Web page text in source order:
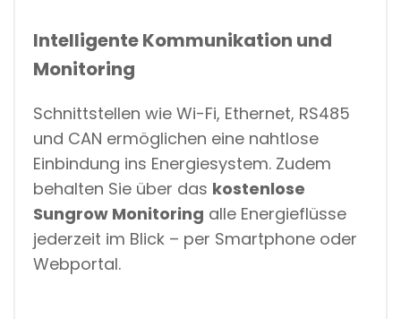
Intelligente Kommunikation und
Monitoring
Schnittstellen wie Wi-Fi, Ethernet, RS485
und CAN ermöglichen eine nahtlose
Einbindung ins Energiesystem. Zudem
behalten Sie über das kostenlose
Sungrow Monitoring alle Energieflüsse
jederzeit im Blick – per Smartphone oder
Webportal.